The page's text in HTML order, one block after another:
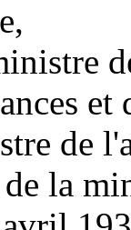
de
la